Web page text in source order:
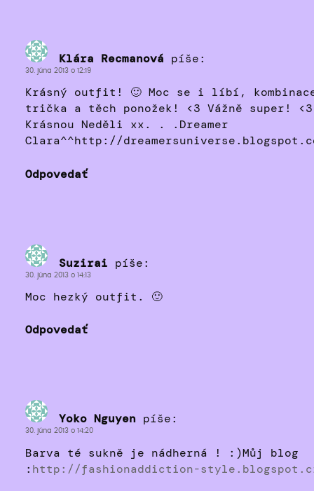
Klára Recmanová píše:
30. júna 2013 o 12:19
Krásný outfit! 🙂 Moc se i líbí,
trička a těch ponožek! <3 Vážně super! <3
Krásnou Neděli xx. . .Dreamer
Clara^^http://
Odpovedať
Suzirai píše:
30. júna 2013 o 14:13
Moc hezký outfit. 🙂
Odpovedať
Yoko Nguyen píše:
30. júna 2013 o 14:20
Barva té sukně je nádherná ! :)Můj blog
: http://fashionaddiction-